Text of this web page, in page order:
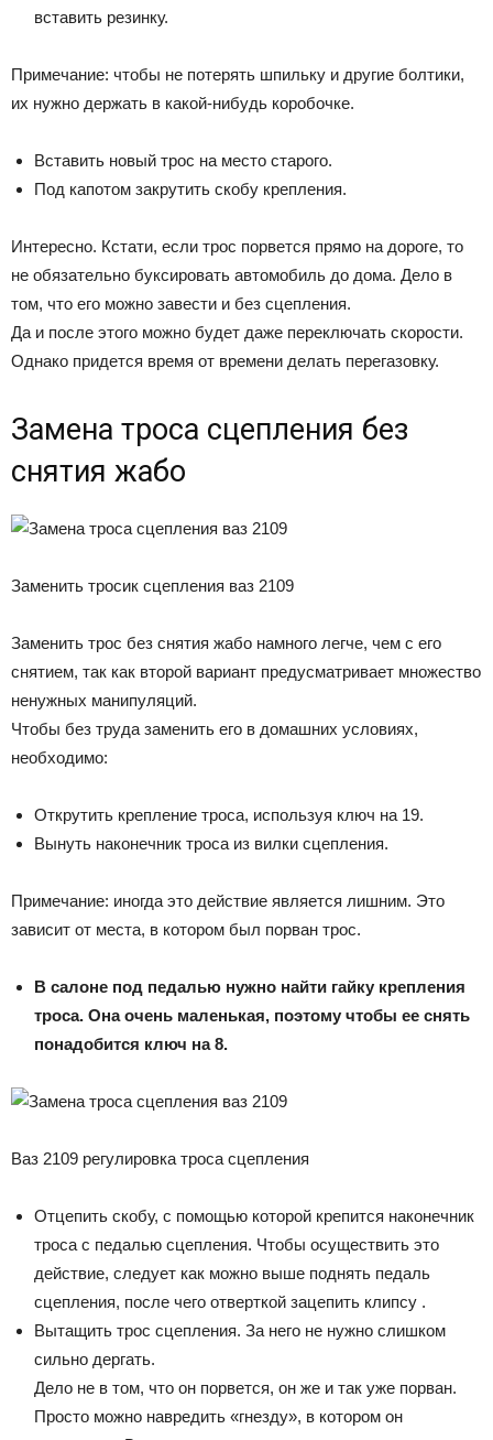
вставить резинку.
Примечание: чтобы не потерять шпильку и другие болтики,
их нужно держать в какой-нибудь коробочке.
Вставить новый трос на место старого.
Под капотом закрутить скобу крепления.
Интересно. Кстати, если трос порвется прямо на дороге, то
не обязательно буксировать автомобиль до дома. Дело в
том, что его можно завести и без сцепления.
Да и после этого можно будет даже переключать скорости.
Однако придется время от времени делать перегазовку.
Замена троса сцепления без
снятия жабо
Заменить тросик сцепления ваз 2109
Заменить трос без снятия жабо намного легче, чем с его
снятием, так как второй вариант предусматривает множество
ненужных манипуляций.
Чтобы без труда заменить его в домашних условиях,
необходимо:
​Открутить крепление троса, используя ключ на 19.
Вынуть наконечник троса из вилки сцепления.
Примечание: иногда это действие является лишним. Это
зависит от места, в котором был порван трос.
В салоне под педалью нужно найти гайку крепления
троса. Она очень маленькая, поэтому чтобы ее снять
понадобится ключ на 8.
Ваз 2109 регулировка троса сцепления
Отцепить скобу, с помощью которой крепится наконечник
троса с педалью сцепления. Чтобы осуществить это
действие, следует как можно выше поднять педаль
сцепления, после чего отверткой зацепить клипсу .
Вытащить трос сцепления. За него не нужно слишком
сильно дергать.
Дело не в том, что он порвется, он же и так уже порван.
Просто можно навредить «гнезду», в котором он